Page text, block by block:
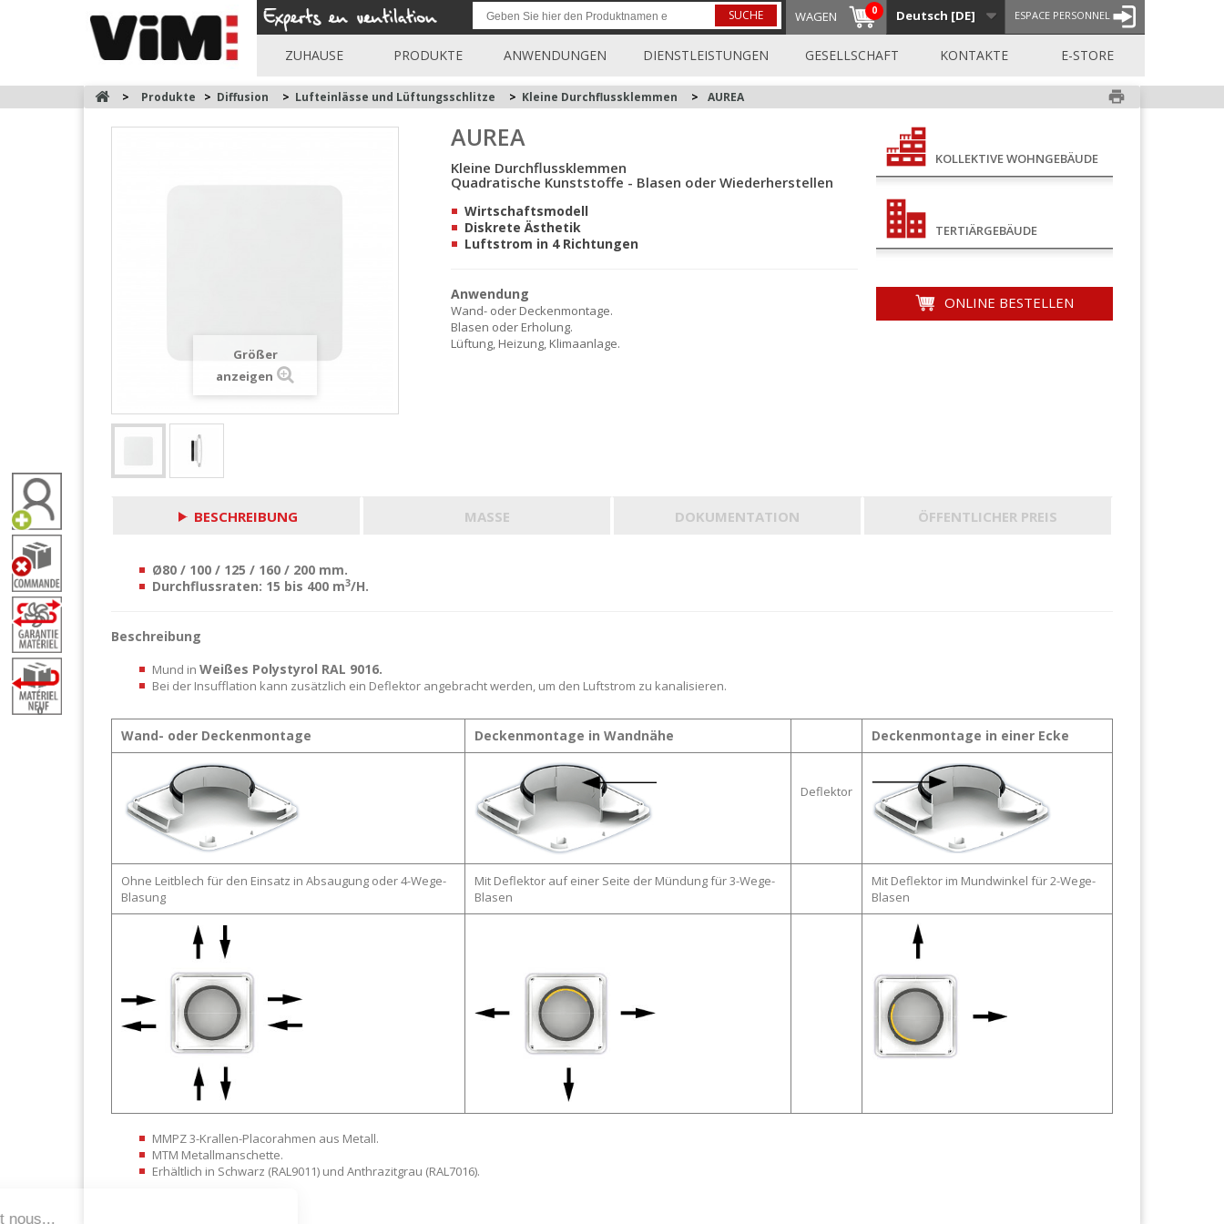
ESPACE PERSONNEL
Deutsch [DE]
WAGEN 0
SUCHE
ZUHAUSE PRODUKTE ANWENDUNGEN DIENSTLEISTUNGEN GESELLSCHAFT KONTAKTE E-STORE
0
> Produkte > Diffusion > Lufteinlässe und Lüftungsschlitze > Kleine Durchflussklemmen > AUREA print
Größer
anzeigen
AUREA
Kleine Durchflussklemmen
Quadratische Kunststoffe - Blasen oder Wiederherstellen
Wirtschaftsmodell
Diskrete Ästhetik
Luftstrom in 4 Richtungen
Anwendung
Wand- oder Deckenmontage.
Blasen oder Erholung.
Lüftung, Heizung, Klimaanlage.
KOLLEKTIVE WOHNGEBÄUDE
TERTIÄRGEBÄUDE
ONLINE BESTELLEN
BESCHREIBUNG MASSE DOKUMENTATION ÖFFENTLICHER PREIS
Ø80 / 100 / 125 / 160 / 200 mm.
Durchflussraten: 15 bis 400 m3/H.
Beschreibung
Mund in Weißes Polystyrol RAL 9016.
Bei der Insufflation kann zusätzlich ein Deflektor angebracht werden, um den Luftstrom zu kanalisieren.
Wand- oder Deckenmontage Deckenmontage in Wandnähe Deckenmontage in einer Ecke
Deflektor
Ohne Leitblech für den Einsatz in Absaugung oder 4-Wege-
Blasung
Mit Deflektor auf einer Seite der Mündung für 3-Wege-
Blasen
Mit Deflektor im Mundwinkel für 2-Wege-
Blasen
MMPZ 3-Krallen-Placorahmen aus Metall.
MTM Metallmanschette.
Erhältlich in Schwarz (RAL9011) und Anthrazitgrau (RAL7016).